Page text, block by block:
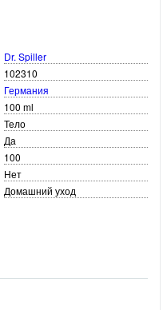
Dr. Spiller
102310
Германия
100 ml
Тело
Да
100
Нет
Домашний уход